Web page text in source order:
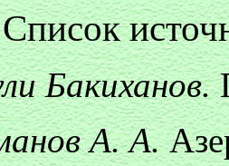
Список
Бакиханов.
А. А.